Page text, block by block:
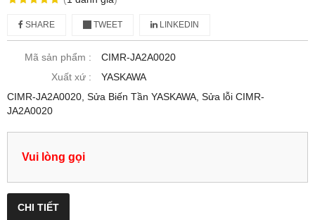
SHARE TWEET LINKEDIN
Mã sản phẩm :
CIMR-JA2A0020
Xuất xứ :
YASKAWA
CIMR-JA2A0020, Sửa Biến Tần YASKAWA, Sửa lỗi CIMR-
JA2A0020
Vui lòng gọi
CHI TIẾT